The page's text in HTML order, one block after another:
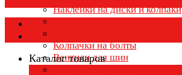
Наклейки на диски и колпаки
Колпаки на колеса
Колпачки на болты
Вентили для шин
Каталог товаров
Каталог товаров